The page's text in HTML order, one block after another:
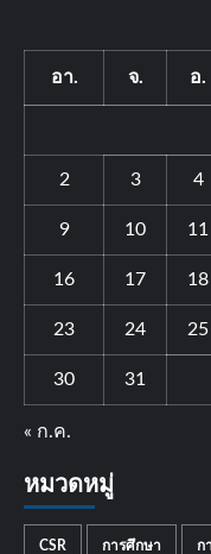
อา. จ. อ.
2 3 4
9 10 11
16 17 18
23 24 25
30 31
« ก.ค.
หมวดหมู่
CSR การศึกษา ก